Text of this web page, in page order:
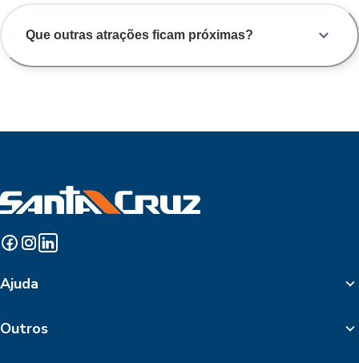
Que outras atrações ficam próximas?
Ajuda
Outros